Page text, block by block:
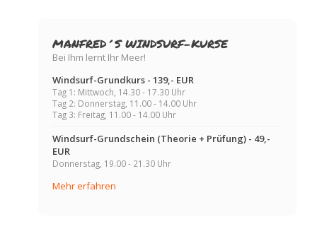
MANFRED´S WINDSURF-KURSE
Bei Ihm lernt Ihr Meer!
Windsurf-Grundkurs - 139,- EUR
Tag 1: Mittwoch, 14.30 - 17.30 Uhr
Tag 2: Donnerstag, 11.00 - 14.00 Uhr
Tag 3: Freitag, 11.00 - 14.00 Uhr
Windsurf-Grundschein (Theorie + Prüfung) - 49,-
EUR
Donnerstag, 19.00 - 21.30 Uhr
Mehr erfahren